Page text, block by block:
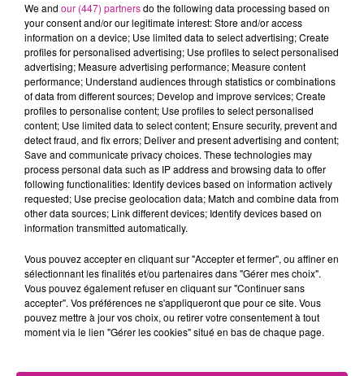
DESCRIPTION DE L'OFFRE
Nous recrutons pour notre partenaire, acteur reconnu dans le
secteur desTravaux Publics , unConducteur d’Engins H/F
dans le cadre d’une mission longue durée.
🎯VOS MISSIONS :
Conduite et maniement des engins de chantier :
mini-
pelle, pelle, chargeur
Réalisation des travaux de terrassement, nivellement,
manutention et chargement
Respect des consignes de sécurité sur chantier
📍Conditions du poste :
Prise de poste :Immédiate
We and our (447) partnersdo the following data processing based on
your consent and/or our legitimate interest: Store and/or access
information on a device; Use limited data to select advertising; Create
profiles for personalised advertising; Use profiles to select personalised
advertising; Measure advertising performance; Measure content
performance; Understand audiences through statistics or combinations
of data from different sources; Develop and improve services; Create
profiles to personalise content; Use profiles to select personalised
content; Use limited data to select content; Ensure security, prevent and
detect fraud, and fix errors; Deliver and present advertising and content;
Save and communicate privacy choices. These technologies may
process personal data such as IP address and browsing data to offer
following functionalities: Identify devices based on information actively
requested; Use precise geolocation data; Match and combine data from
other data sources; Link different devices; Identify devices based on
information transmitted automatically.
Vous pouvez accepter en cliquant sur "Accepter et fermer", ou affiner en
sélectionnant les finalités et/ou partenaires dans "Gérer mes choix".
Vous pouvez également refuser en cliquant sur "Continuer sans
accepter". Vos préférences ne s'appliqueront que pour ce site. Vous
pouvez mettre à jour vos choix, ou retirer votre consentement à tout
moment via le lien "Gérer les cookies" situé en bas de chaque page.